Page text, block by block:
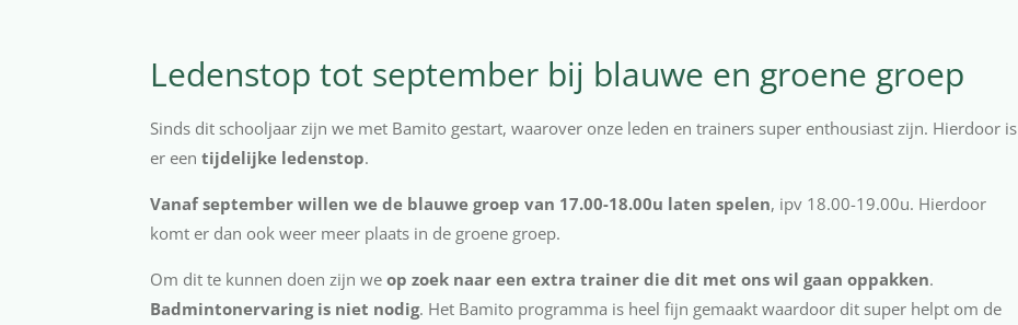
Ledenstop tot september bij blauwe en groene groep
Sinds dit schooljaar zijn we met Bamito gestart, waarover onze leden en trainers super enthousiast zijn. Hierdoor is
er een tijdelijke ledenstop.
Vanaf september willen we de blauwe groep van 17.00-18.00u laten spelen, ipv 18.00-19.00u. Hierdoor
komt er dan ook weer meer plaats in de groene groep.
Om dit te kunnen doen zijn we op zoek naar een extra trainer die dit met ons wil gaan oppakken.
Badmintonervaring is niet nodig. Het Bamito programma is heel fijn gemaakt waardoor dit super helpt om de